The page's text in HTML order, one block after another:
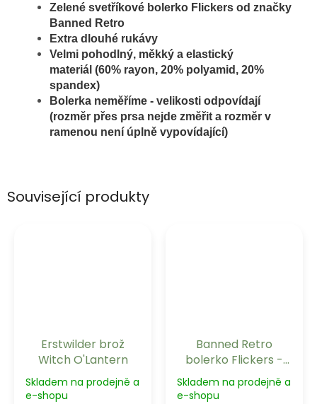
Související produkty
Erstwilder brož
Witch O'Lantern
Skladem na prodejně a
e-shopu
Banned Retro
bolerko Flickers -
Skladem na prodejně a
e-shopu
Zelené svetříkové bolerko Flickers od značky
Banned Retro
Extra dlouhé rukávy
Velmi pohodlný, měkký a elastický
materiál (60% rayon, 20% polyamid, 20%
spandex)
Bolerka neměříme - velikosti odpovídají
(rozměr přes prsa nejde změřit a rozměr v
ramenou není úplně vypovídající)